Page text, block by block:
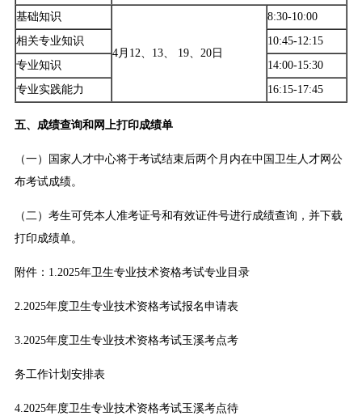
基础知识
4月12、13、 19、20日
8:30-10:00
相关专业知识
10:45-12:15
专业知识
14:00-15:30
专业实践能力
16:15-17:45
五、成绩查询和网上打印成绩单
（一）国家人才中心将于考试结束后两个月内在中国卫生人才网公
布考试成绩。
（二）考生可凭本人准考证号和有效证件号进行成绩查询，并下载
打印成绩单。
附件：1.2025年卫生专业技术资格考试专业目录
2.2025年度卫生专业技术资格考试报名申请表
3.2025年度卫生专业技术资格考试玉溪考点考
务工作计划安排表
4.2025年度卫生专业技术资格考试玉溪考点待